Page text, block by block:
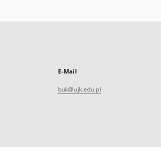
E-Mail
buk@ujk.edu.pl